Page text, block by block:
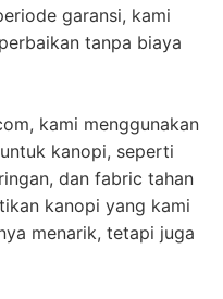
garansi, kami
tanpa biaya
kami menggunakan
kanopi, seperti
dan fabric tahan
kanopi yang kami
menarik, tetapi juga